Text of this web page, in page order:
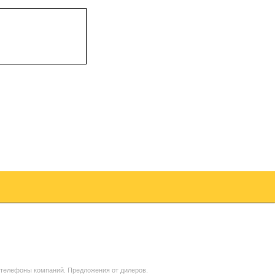
компаний. Предложения от дилеров.